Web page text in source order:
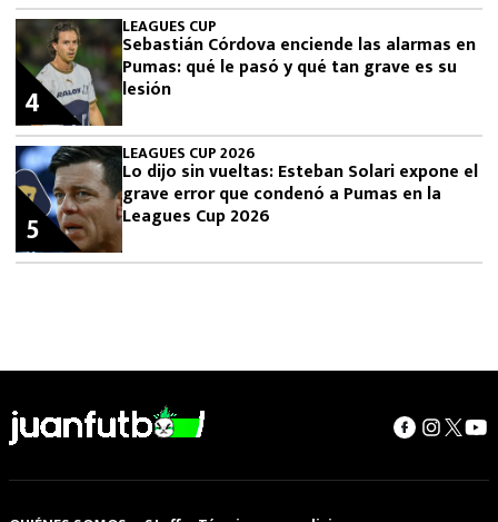
LEAGUES CUP
Sebastián Córdova enciende las alarmas en
Pumas: qué le pasó y qué tan grave es su
lesión
4
LEAGUES CUP 2026
Lo dijo sin vueltas: Esteban Solari expone el
grave error que condenó a Pumas en la
Leagues Cup 2026
5